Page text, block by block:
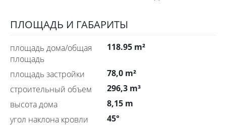
ПЛОЩАДЬ И ГАБАРИТЫ
площадь дома/общая
площадь
118.95 m²
площадь застройки
78,0 m²
строительный объем
296,3 m³
высота дома
8,15 m
угол наклона кровли
45°